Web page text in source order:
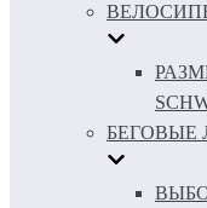
БЕГОВЫЕ